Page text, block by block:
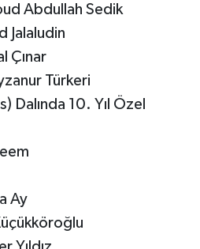
Abdullah Sedik
Jalaludin
Çınar
Türkeri
Dalında 10. Yıl Özel
Ay